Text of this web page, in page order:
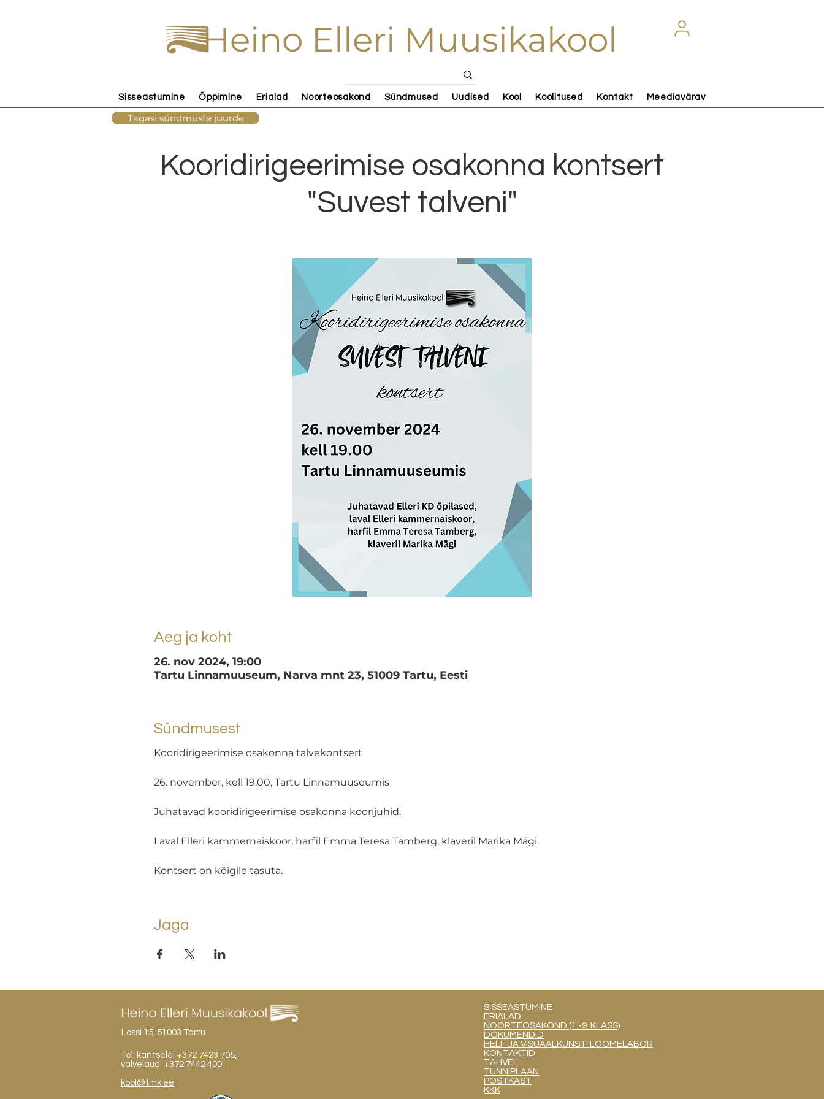
Heino Elleri Muusikakool
Sisseastumine Õppimine Erialad Noorteosakond Sündmused Uudised Kool Koolitused Kontakt Meediavärav
Kooridirigeerimise osakonna kontsert
"Suvest talveni"
Aeg ja koht
26. nov 2024, 19:00
Tartu Linnamuuseum, Narva mnt 23, 51009 Tartu, Eesti
Sündmusest
Kooridirigeerimise osakonna talvekontsert
26. november, kell 19.00, Tartu Linnamuuseumis
Juhatavad kooridirigeerimise osakonna koorijuhid.
Laval Elleri kammernaiskoor, harfil Emma Teresa Tamberg, klaveril Marika Mägi.
Kontsert on kõigile tasuta.
Jaga
Tagasi sündmuste juurde
Lossi 15, 51003 Tartu
Tel: kantselei +372 7423 705
valvelaud +372 7442 400
kool@tmk.ee
SISSEASTUMINE
ERIALAD
NOORTEOSAKOND (1.-9. KLASS)
DOKUMENDID
HELI- JA VISUAALKUNSTI LOOMELABOR
KONTAKTID
TAHVEL
TUNNIPLAAN
POSTKAST
KKK